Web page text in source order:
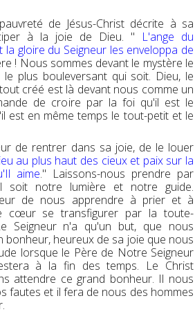
de Jésus-Christ décrite à sa
à la joie de Dieu. " L'ange du
la gloire du Seigneur les enveloppa de
! Nous sommes devant le mystère le
plus bouleversant qui soit. Dieu, le
créé est là devant nous comme un
de croire par la foi qu'il est le
est en même temps le tout-petit et le
de rentrer dans sa joie, de le louer
au plus haut des cieux et paix sur la
aime." Laissons-nous prendre par
soit notre lumière et notre guide.
de nous apprendre à prier et à
cœur se transfigurer par la toute-
Seigneur n'a qu'un but, que nous
bonheur, heureux de sa joie que nous
lorsque le Père de Notre Seigneur
à la fin des temps. Le Christ
attendre ce grand bonheur. Il nous
fautes et il fera de nous des hommes